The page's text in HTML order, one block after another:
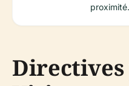
proximité.